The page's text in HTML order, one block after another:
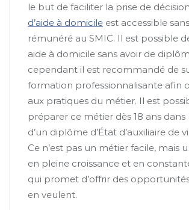
le but de faciliter la prise de
d’aide à domicile est accessible
rémunéré au SMIC. Il est possible
aide à domicile sans avoir de
cependant il est recommandé de
formation professionnalisante afin
aux pratiques du métier. Il est
préparer ce métier dès 18 ans dans
d’un diplôme d’État d’auxiliaire de
Ce n’est pas un métier facile, mais
en pleine croissance et en
qui promet d’offrir des
en veulent.